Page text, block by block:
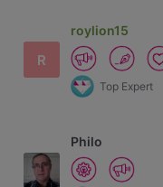
R
roylion15
Top Expert
Philo